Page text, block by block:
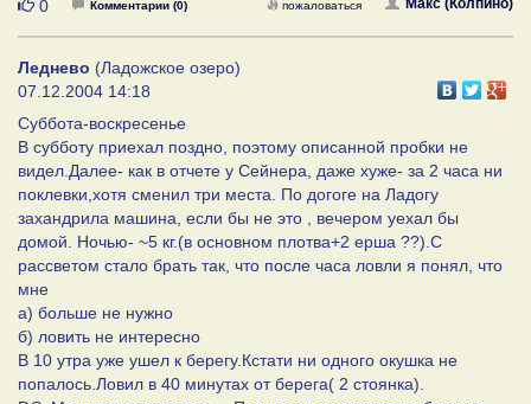
Нравится
0 Комментарии (0) пожаловаться
Леднево (Ладожское озеро)
07.12.2004 14:18
Суббота-воскресенье
В субботу приехал поздно, поэтому описанной пробки не
видел.Далее- как в отчете у Сейнера, даже хуже- за 2 часа ни
поклевки,хотя сменил три места. По догоге на Ладогу
захандрила машина, если бы не это , вечером уехал бы
домой. Ночью- ~5 кг.(в основном плотва+2 ерша ??).С
рассветом стало брать так, что после часа ловли я понял, что
мне
а) больше не нужно
б) ловить не интересно
В 10 утра уже ушел к берегу.Кстати ни одного окушка не
попалось.Ловил в 40 минутах от берега( 2 стоянка).